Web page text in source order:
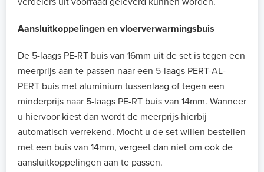
Aansluitkoppelingen en vloerverwarmingsbuis
De 5-laags PE-RT buis van 16mm uit de set is tegen een
meerprijs aan te passen naar een 5-laags PERT-AL-
PERT buis met aluminium tussenlaag of tegen een
minderprijs naar 5-laags PE-RT buis van 14mm. Wanneer
u hiervoor kiest dan wordt de meerprijs hierbij
automatisch verrekend. Mocht u de set willen bestellen
met een buis van 14mm, vergeet dan niet om ook de
aansluitkoppelingen aan te passen.